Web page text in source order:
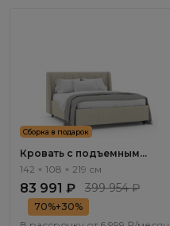
Сборка в подарок
Кровать с подъемным
механизмом Эвора / Evora
142 × 108 × 219 см
83 991 ₽ 399 954 ₽
70%+30%